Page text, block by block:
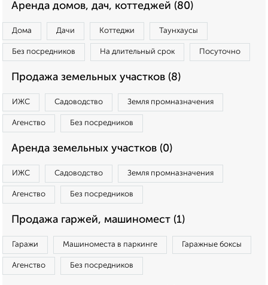
Аренда домов, дач, коттеджей (80)
Дома Дачи Коттеджи Таунхаусы
Без посредников На длительный срок Посуточно
Продажа земельных участков (8)
ИЖС Садоводство Земля промназначения
Агенство Без посредников
Аренда земельных участков (0)
ИЖС Садоводство Земля промназначения
Агенство Без посредников
Продажа гаржей, машиномест (1)
Гаражи Машиноместа в паркинге Гаражные боксы
Агенство Без посредников